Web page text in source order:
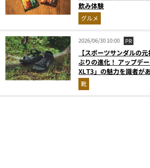
飲み体験
グルメ
2026/06/30 10:00 PR
【スポーツサンダルの
ぶりの進化！ アップデ
XLT3」の魅力を識者が
解説！
靴